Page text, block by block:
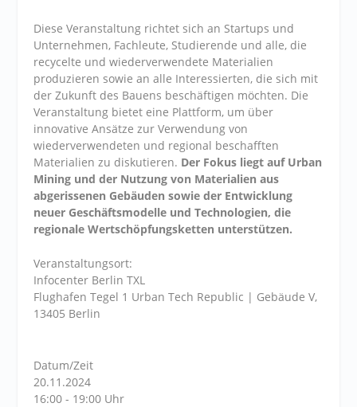
Diese Veranstaltung richtet sich an Startups und
Unternehmen, Fachleute, Studierende und alle, die
recycelte und wiederverwendete Materialien
produzieren sowie an alle Interessierten, die sich mit
der Zukunft des Bauens beschäftigen möchten. Die
Veranstaltung bietet eine Plattform, um über
innovative Ansätze zur Verwendung von
wiederverwendeten und regional beschafften
Materialien zu diskutieren. Der Fokus liegt auf Urban
Mining und der Nutzung von Materialien aus
abgerissenen Gebäuden sowie der Entwicklung
neuer Geschäftsmodelle und Technologien, die
regionale Wertschöpfungsketten unterstützen.
Veranstaltungsort:
Infocenter Berlin TXL
Flughafen Tegel 1 Urban Tech Republic | Gebäude V,
13405 Berlin
Datum/Zeit
20.11.2024
16:00 - 19:00 Uhr